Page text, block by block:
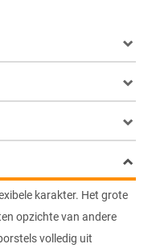
karakter. Het grote
opzichte van andere
volledig uit